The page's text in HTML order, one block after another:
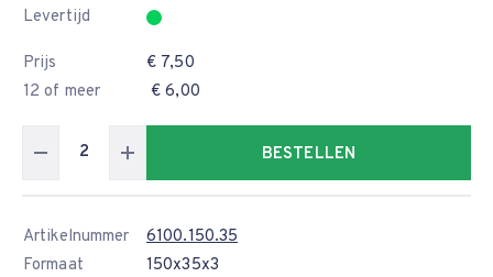
Levertijd
Prijs
€ 7,50
12 of meer
€ 6,00
BESTELLEN
Artikelnummer
6100.150.35
Formaat
150x35x3